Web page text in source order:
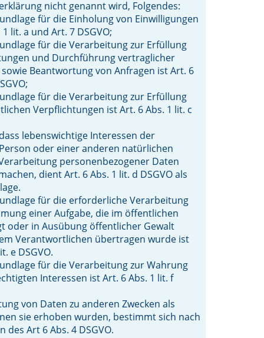
nicht genannt wird, Folgendes:
für die Einholung von Einwilligungen
lit. a und Art. 7 DSGVO;
für die Verarbeitung zur Erfüllung
und Durchführung vertraglicher
Beantwortung von Anfragen ist Art. 6
für die Verarbeitung zur Erfüllung
Verpflichtungen ist Art. 6 Abs. 1 lit. c
lebenswichtige Interessen der
oder einer anderen natürlichen
personenbezogener Daten
dient Art. 6 Abs. 1 lit. d DSGVO als
für die erforderliche Verarbeitung
einer Aufgabe, die im öffentlichen
oder in Ausübung öffentlicher Gewalt
Verantwortlichen übertragen wurde ist
e DSGVO.
für die Verarbeitung zur Wahrung
Interessen ist Art. 6 Abs. 1 lit. f
von Daten zu anderen Zwecken als
sie erhoben wurden, bestimmt sich nach
des Art 6 Abs. 4 DSGVO.